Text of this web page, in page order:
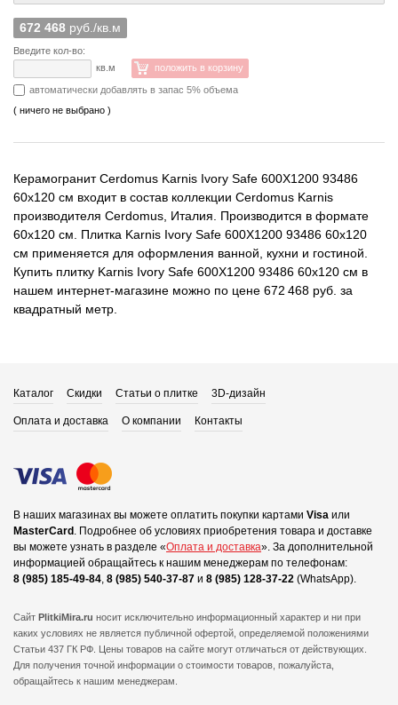
672 468 руб./кв.м
Введите кол-во:
кв.м
положить в корзину
автоматически добавлять в запас 5% объема
( ничего не выбрано )
Керамогранит Cerdomus Karnis Ivory Safe 600X1200 93486
60x120 см входит в состав коллекции Cerdomus Karnis
производителя Cerdomus, Италия. Производится в формате
60x120 см. Плитка Karnis Ivory Safe 600X1200 93486 60x120
см применяется для оформления ванной, кухни и гостиной.
Купить плитку Karnis Ivory Safe 600X1200 93486 60x120 см в
нашем интернет-магазине можно по цене 672 468 руб. за
квадратный метр.
Каталог Скидки Статьи о плитке 3D-дизайн
Оплата и доставка О компании Контакты
В наших магазинах вы можете оплатить покупки картами Visa или
MasterCard . Подробнее об условиях приобретения товара и доставке
вы можете узнать в разделе «Оплата и доставка». За дополнительной
информацией обращайтесь к нашим менеджерам по телефонам:
8 (985) 185-49-84, 8 (985) 540-37-87 и 8 (985) 128-37-22 (WhatsApp).
Сайт PlitkiMira.ru носит исключительно информационный характер и ни при
каких условиях не является публичной офертой, определяемой положениями
Статьи 437 ГК РФ. Цены товаров на сайте могут отличаться от действующих.
Для получения точной информации о стоимости товаров, пожалуйста,
обращайтесь к нашим менеджерам.